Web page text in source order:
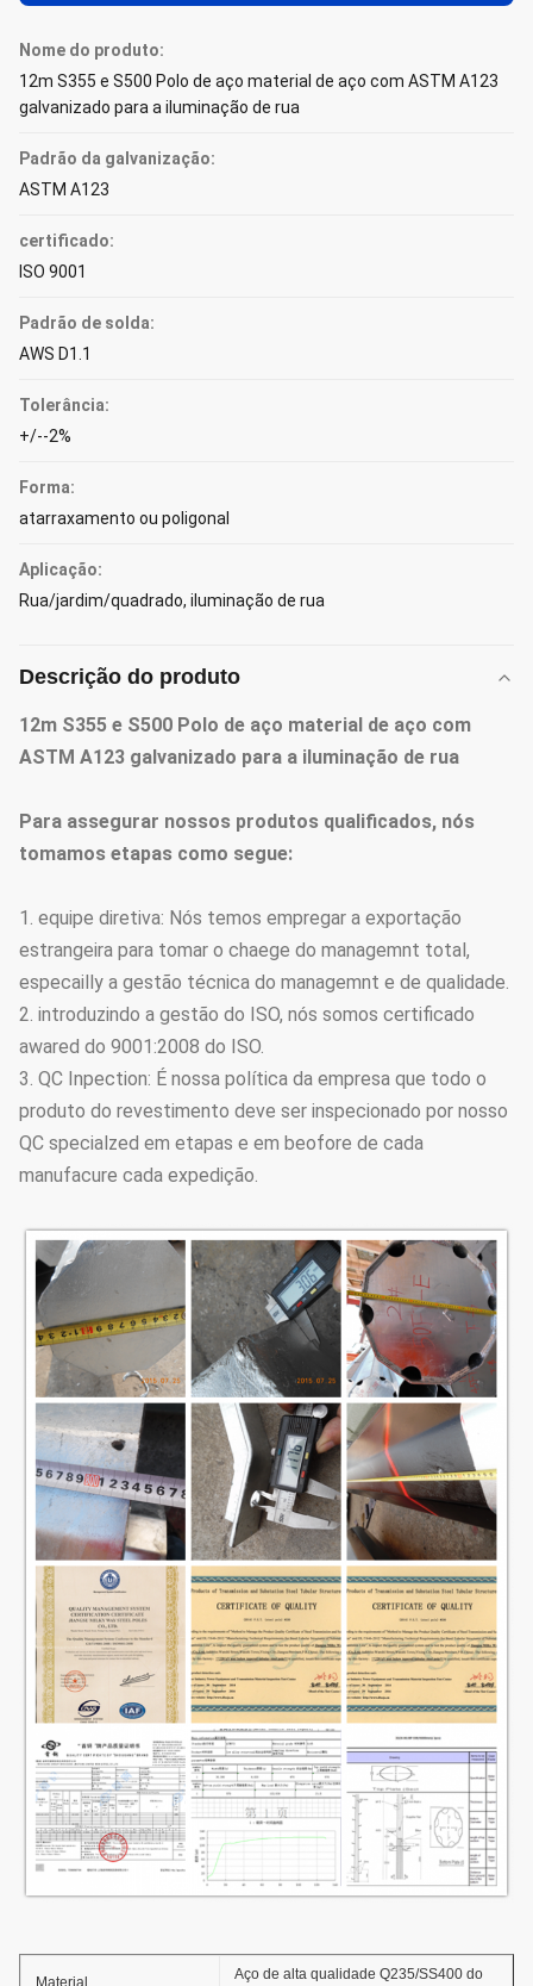
Nome do produto:
12m S355 e S500 Polo de aço material de aço com ASTM A123
galvanizado para a iluminação de rua
Padrão da galvanização:
ASTM A123
certificado:
ISO 9001
Padrão de solda:
AWS D1.1
Tolerância:
+/--2%
Forma:
atarraxamento ou poligonal
Aplicação:
Rua/jardim/quadrado, iluminação de rua
Descrição do produto
12m S355 e S500 Polo de aço material de aço com
ASTM A123 galvanizado para a iluminação de rua
Para assegurar nossos produtos qualificados, nós
tomamos etapas como segue:
1. equipe diretiva: Nós temos empregar a exportação
estrangeira para tomar o chaege do managemnt total,
especailly a gestão técnica do managemnt e de qualidade.
2. introduzindo a gestão do ISO, nós somos certificado
awared do 9001:2008 do ISO.
3. QC Inpection: É nossa política da empresa que todo o
produto do revestimento deve ser inspecionado por nosso
QC specialzed em etapas e em beofore de cada
manufacure cada expedição.
Material
Aço de alta qualidade Q235/SS400 do